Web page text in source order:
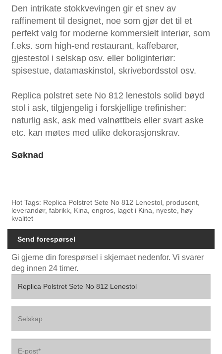
Den intrikate stokkvevingen gir et snev av
raffinement til designet, noe som gjør det til et
perfekt valg for moderne kommersielt interiør, som
f.eks. som high-end restaurant, kaffebarer,
gjestestol i selskap osv. eller boliginteriør:
spisestue, datamaskinstol, skrivebordsstol osv.
Replica polstret sete No 812 lenestols solid bøyd
stol i ask, tilgjengelig i forskjellige trefinisher:
naturlig ask, ask med valnøttbeis eller svart aske
etc. kan møtes med ulike dekorasjonskrav.
Søknad
Hot Tags: Replica Polstret Sete No 812 Lenestol, produsent,
leverandør, fabrikk, Kina, engros, laget i Kina, nyeste, høy
kvalitet
Send forespørsel
Gi gjerne din forespørsel i skjemaet nedenfor. Vi svarer
deg innen 24 timer.